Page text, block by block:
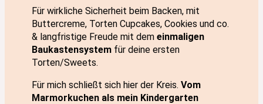
Für wirkliche Sicherheit beim Backen, mit
Buttercreme, Torten Cupcakes, Cookies und co.
& langfristige Freude mit dem einmaligen
Baukastensystem für deine ersten
Torten/Sweets.
Für mich schließt sich hier der Kreis. Vom
Marmorkuchen als mein Kindergarten